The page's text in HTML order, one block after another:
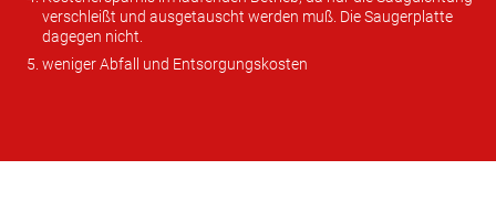
verschleißt und ausgetauscht werden muß. Die Saugerplatte
dagegen nicht.
weniger Abfall und Entsorgungskosten